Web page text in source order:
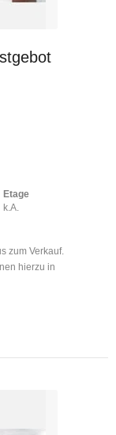
Etage
k.A.
zum Verkauf.
hierzu in